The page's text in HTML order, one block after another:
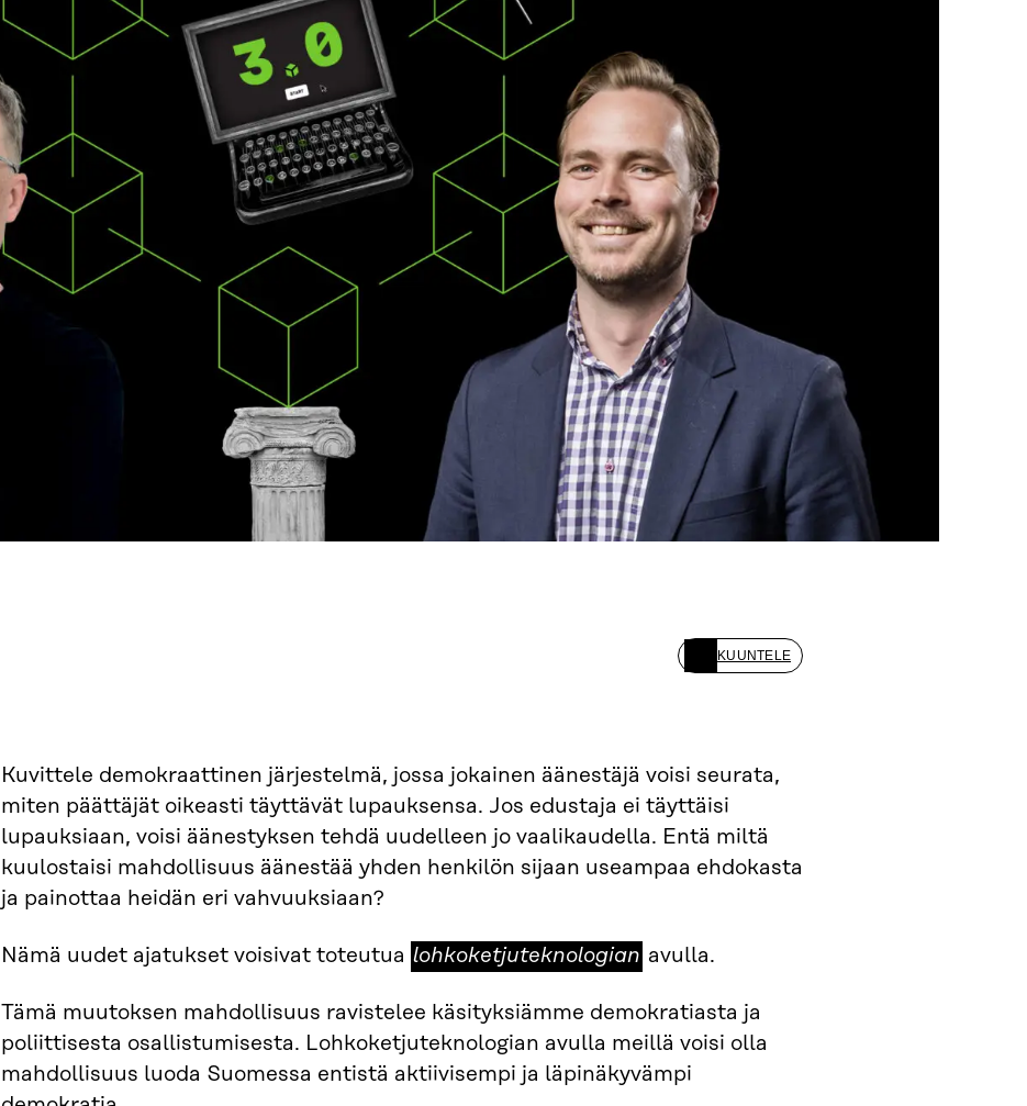
KUUNTELE
Kuvittele demokraattinen järjestelmä, jossa jokainen äänestäjä voisi seurata,
miten päättäjät oikeasti täyttävät lupauksensa. Jos edustaja ei täyttäisi
lupauksiaan, voisi äänestyksen tehdä uudelleen jo vaalikaudella. Entä miltä
kuulostaisi mahdollisuus äänestää yhden henkilön sijaan useampaa ehdokasta
ja painottaa heidän eri vahvuuksiaan?
Nämä uudet ajatukset voisivat toteutua lohkoketjuteknologian
lohkoketjuteknologian avulla.
Tämä muutoksen mahdollisuus ravistelee käsityksiämme demokratiasta ja
poliittisesta osallistumisesta. Lohkoketjuteknologian avulla meillä voisi olla
mahdollisuus luoda Suomessa entistä aktiivisempi ja läpinäkyvämpi